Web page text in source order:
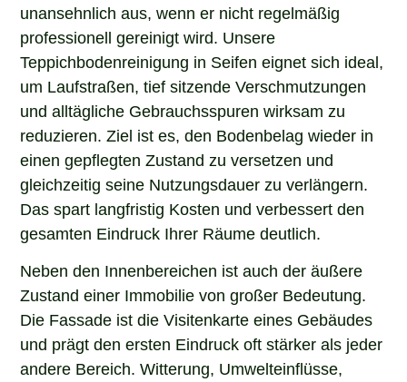
unansehnlich aus, wenn er nicht regelmäßig
professionell gereinigt wird. Unsere
Teppichbodenreinigung in Seifen eignet sich ideal,
um Laufstraßen, tief sitzende Verschmutzungen
und alltägliche Gebrauchsspuren wirksam zu
reduzieren. Ziel ist es, den Bodenbelag wieder in
einen gepflegten Zustand zu versetzen und
gleichzeitig seine Nutzungsdauer zu verlängern.
Das spart langfristig Kosten und verbessert den
gesamten Eindruck Ihrer Räume deutlich.
Neben den Innenbereichen ist auch der äußere
Zustand einer Immobilie von großer Bedeutung.
Die Fassade ist die Visitenkarte eines Gebäudes
und prägt den ersten Eindruck oft stärker als jeder
andere Bereich. Witterung, Umwelteinflüsse,